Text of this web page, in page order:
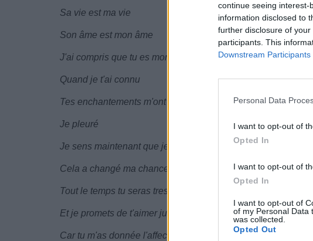
continue seeing
information disclosed to
further disclosure of your
participants. This
Downstream Participants
Personal Data
I want to opt-out of
Opted In
I want to opt-out of
Opted In
I want to opt-out of
of my Personal Data
was collected.
Opted Out
Sa vie est ma vie
Son âme est mon âme
J'ai compris que tu es mon ange gardien
Quand je t'ai connu
Tes enchantements m'ont fait rever quand
Je pleuré
Je sens maintenant que je t'aime
Cela a changé ma chance
Tout le temps tu seras tres especial a mes yeux
Et je promets de t'aimer jusqu'à la fin de mes jours
Car tu m'as donnée l'affection que mon âme désiré